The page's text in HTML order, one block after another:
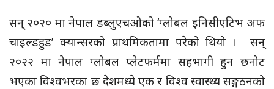
सन् २०२० मा नेपाल डब्लुएचओको ‘ग्लोबल इनिसीएटिभअफ
चाइल्डहुड’ क्यान्सरको प्राथमिकतामा परेको थियो । सन्
२०२२ मा नेपाल ग्लोबल प्लेटफर्ममा सहभागी हुन छनोट
भएका विश्वभरका छ देशमध्ये एक र विश्व स्वास्थ्य सङ्गठनको